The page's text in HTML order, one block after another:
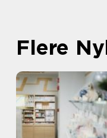
Flere